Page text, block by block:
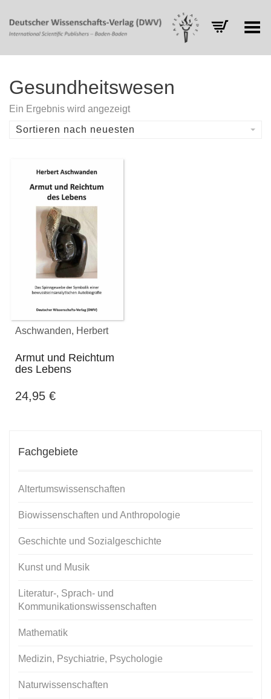
Toggle Menu
Gesundheitswesen
Ein Ergebnis wird angezeigt
Sortieren nach neuesten
Aschwanden, Herbert
Armut und Reichtum
des Lebens
24,95 €
Fachgebiete
Altertumswissenschaften
Biowissenschaften und Anthropologie
Geschichte und Sozialgeschichte
Kunst und Musik
Literatur-, Sprach- und
Kommunikationswissenschaften
Mathematik
Medizin, Psychiatrie, Psychologie
Naturwissenschaften